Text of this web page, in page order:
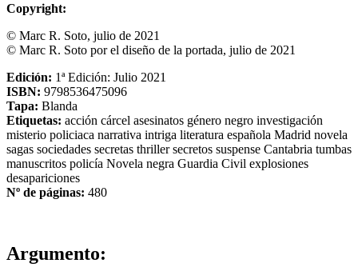
Copyright:
© Marc R. Soto, julio de 2021
© Marc R. Soto por el diseño de la portada, julio de 2021
Edición: 1ª Edición: Julio 2021
ISBN: 9798536475096
Tapa: Blanda
Etiquetas: acción cárcel asesinatos género negro investigación
misterio policiaca narrativa intriga literatura española Madrid novela
sagas sociedades secretas thrillersecretos suspense Cantabria tumbas
manuscritos policía Novela negra Guardia Civil explosiones
desapariciones
Nº de páginas: 480
Argumento: